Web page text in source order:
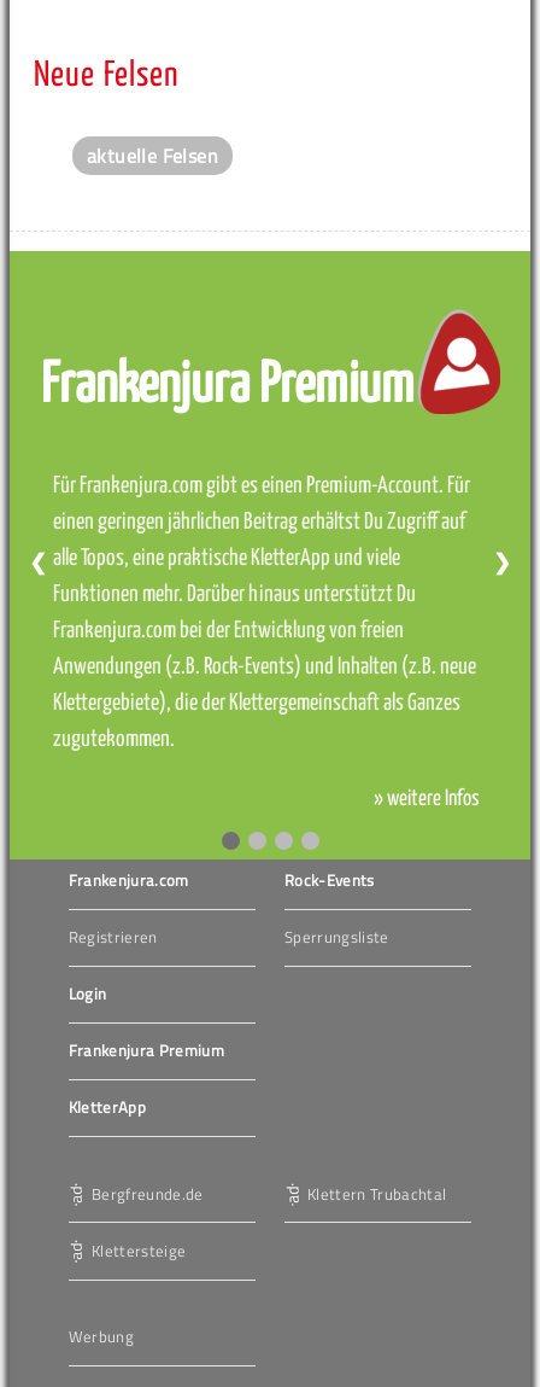
Neue Felsen
aktuelle Felsen
Frankenjura Premium
Für Frankenjura.com gibt es einen Premium-Account. Für
einen geringen jährlichen Beitrag erhältst Du Zugriff auf
alle Topos, eine praktische KletterApp und viele
Funktionen mehr. Darüber hinaus unterstützt Du
Frankenjura.com bei der Entwicklung von freien
Anwendungen (z.B. Rock-Events) und Inhalten (z.B. neue
Klettergebiete), die der Klettergemeinschaft als Ganzes
zugutekommen.
» weitere Infos
❮ ❯
Frankenjura.com
Registrieren
Login
Frankenjura Premium
KletterApp
Rock-Events
Sperrungsliste
Bergfreunde.de
Klettersteige
Klettern Trubachtal
Werbung